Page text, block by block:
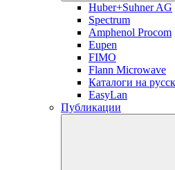
Huber+Suhner AG
Spectrum
Amphenol Procom
Eupen
FIMO
Flann Microwave
Каталоги на
EasyLan
Публикации